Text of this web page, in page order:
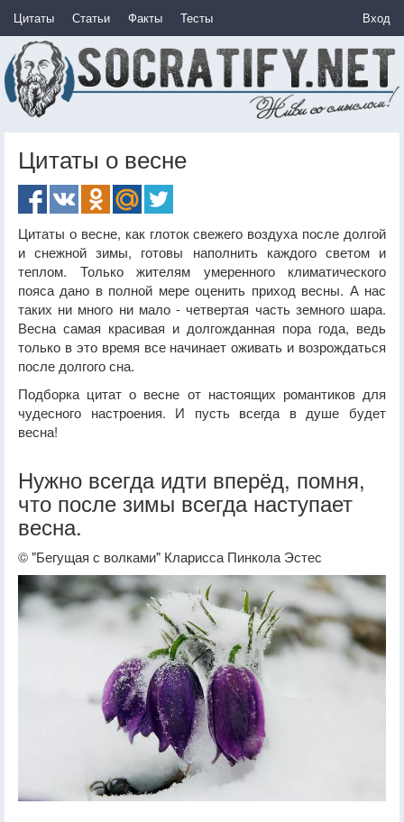
Цитаты Статьи Факты Тесты Вход
Цитаты о весне
Цитаты о весне, как глоток свежего воздуха после долгой
и снежной зимы, готовы наполнить каждого светом и
теплом. Только жителям умеренного климатического
пояса дано в полной мере оценить приход весны. А нас
таких ни много ни мало - четвертая часть земного шара.
Весна самая красивая и долгожданная пора года, ведь
только в это время все начинает оживать и возрождаться
после долгого сна.
Подборка цитат о весне от настоящих романтиков для
чудесного настроения. И пусть всегда в душе будет
весна!
Нужно всегда идти вперёд, помня,
что после зимы всегда наступает
весна.
© "Бегущая с волками" Кларисса Пинкола Эстес